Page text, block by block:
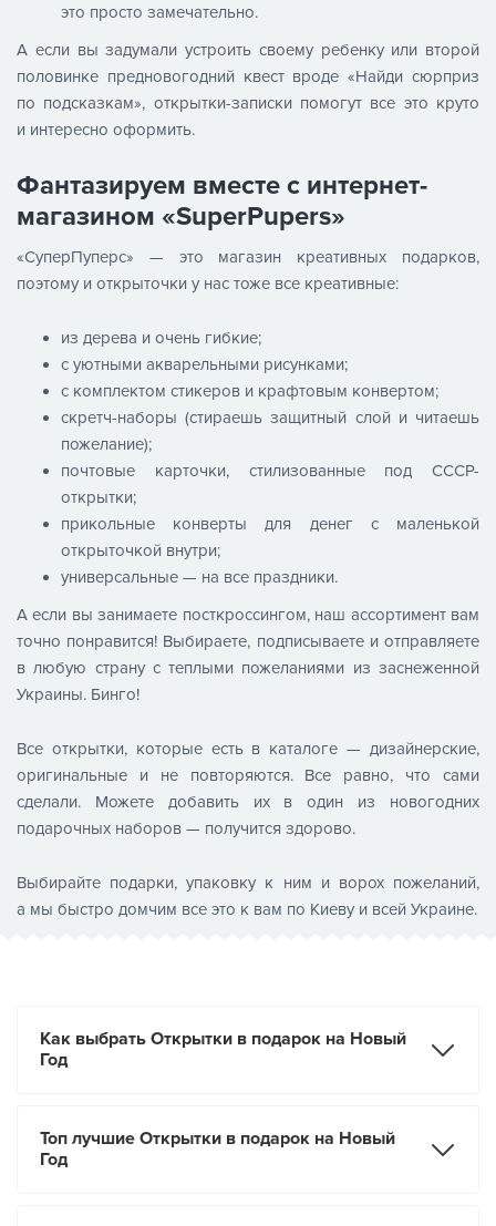
это просто замечательно.
А если вы задумали устроить своему ребенку или второй
половинке предновогодний квест вроде «Найди сюрприз
по подсказкам», открытки-записки помогут все это круто
и интересно оформить.
Фантазируем вместе с интернет-
магазином «SuperPupers»
«СуперПуперс» — это магазин креативных подарков,
поэтому и открыточки у нас тоже все креативные:
из дерева и очень гибкие;
с уютными акварельными рисунками;
с комплектом стикеров и крафтовым конвертом;
скретч-наборы (стираешь защитный слой и читаешь
пожелание);
почтовые карточки, стилизованные под СССР-
открытки;
прикольные конверты для денег с маленькой
открыточкой внутри;
универсальные — на все праздники.
А если вы занимаете посткроссингом, наш ассортимент вам
точно понравится! Выбираете, подписываете и отправляете
в любую страну с теплыми пожеланиями из заснеженной
Украины. Бинго!
Все открытки, которые есть в каталоге — дизайнерские,
оригинальные и не повторяются. Все равно, что сами
сделали. Можете добавить их в один из новогодних
подарочных наборов — получится здорово.
Выбирайте подарки, упаковку к ним и ворох пожеланий,
а мы быстро домчим все это к вам по Киеву и всей Украине.
Как выбрать Открытки в подарок на Новый
Год
Топ лучшие Открытки в подарок на Новый
Год